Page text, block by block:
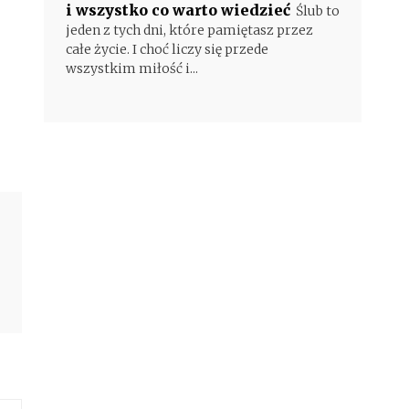
i wszystko co warto wiedzieć Ślub to
jeden z tych dni, które pamiętasz przez
całe życie. I choć liczy się przede
wszystkim miłość i...